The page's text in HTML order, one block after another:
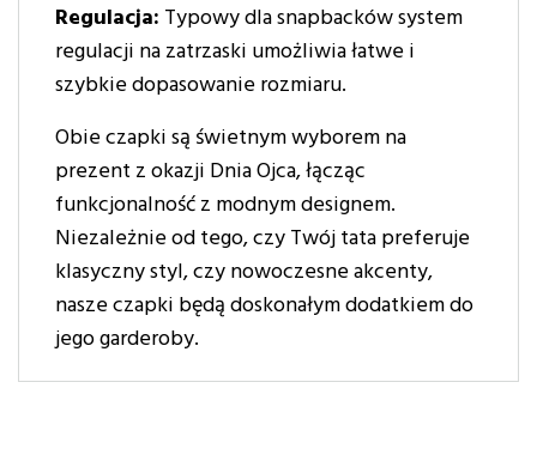
Regulacja: Typowy dla snapbacków system
regulacji na zatrzaski umożliwia łatwe i
szybkie dopasowanie rozmiaru.
Obie czapki są świetnym wyborem na
prezent z okazji Dnia Ojca, łącząc
funkcjonalność z modnym designem.
Niezależnie od tego, czy Twój tata preferuje
klasyczny styl, czy nowoczesne akcenty,
nasze czapki będą doskonałym dodatkiem do
jego garderoby.